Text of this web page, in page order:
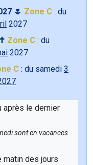
🌷 Zone C : du
2027
Zone C : du
2027
C : du samedi 3
après le dernier
sont en vacances
matin des jours